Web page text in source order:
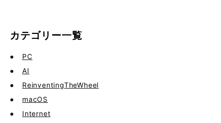
カテゴリー一覧
PC
AI
ReinventingTheWheel
macOS
Internet